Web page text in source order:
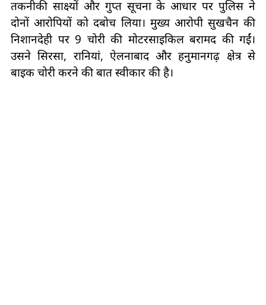
तकनीकी साक्ष्यों और गुप्त सूचना के आधार पर पुलिस ने
दोनों आरोपियों को दबोच लिया। मुख्य आरोपी सुखचैन की
निशानदेही पर 9 चोरी की मोटरसाइकिल बरामद की गईं।
उसने सिरसा, रानियां, ऐलनाबाद और हनुमानगढ़ क्षेत्र से
बाइक चोरी करने की बात स्वीकार की है।